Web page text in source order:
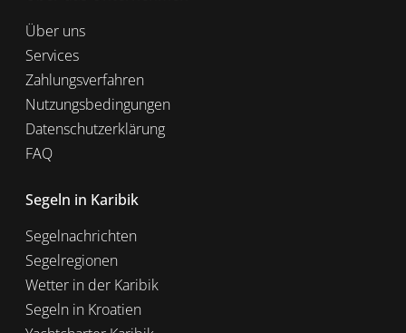
Über uns
Services
Zahlungsverfahren
Nutzungsbedingungen
Datenschutzerklärung
FAQ
Segeln in Karibik
Segelnachrichten
Segelregionen
Wetter in der Karibik
Segeln in Kroatien